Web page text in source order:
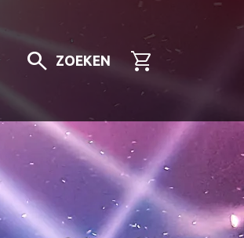
search ZOEKEN shopping_cart